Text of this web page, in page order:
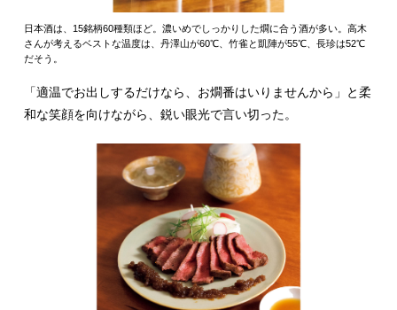
日本酒は、15銘柄60種類ほど。濃いめでしっかりした燗に合う酒が多い。高木
さんが考えるベストな温度は、丹澤山が60℃、竹雀と凱陣が55℃、長珍は52℃
だそう。
「適温でお出しするだけなら、お燗番はいりませんから」と柔
和な笑顔を向けながら、鋭い眼光で言い切った。